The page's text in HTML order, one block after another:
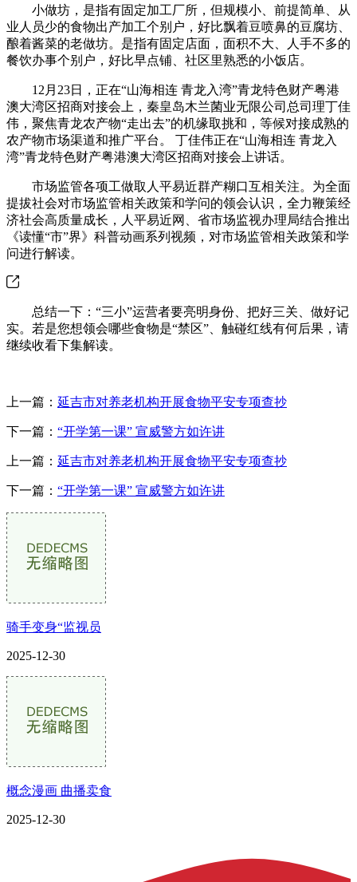
小做坊，是指有固定加工厂所，但规模小、前提简单、从
业人员少的食物出产加工个别户，好比飘着豆喷鼻的豆腐坊、
酿着酱菜的老做坊。是指有固定店面，面积不大、人手不多的
餐饮办事个别户，好比早点铺、社区里熟悉的小饭店。
12月23日，正在“山海相连 青龙入湾”青龙特色财产粤港
澳大湾区招商对接会上，秦皇岛木兰菌业无限公司总司理丁佳
伟，聚焦青龙农产物“走出去”的机缘取挑和，等候对接成熟的
农产物市场渠道和推广平台。 丁佳伟正在“山海相连 青龙入
湾”青龙特色财产粤港澳大湾区招商对接会上讲话。
市场监管各项工做取人平易近群产糊口互相关注。为全面
提拔社会对市场监管相关政策和学问的领会认识，全力鞭策经
济社会高质量成长，人平易近网、省市场监视办理局结合推出
《读懂“市”界》科普动画系列视频，对市场监管相关政策和学
问进行解读。
总结一下：“三小”运营者要亮明身份、把好三关、做好记
实。若是您想领会哪些食物是“禁区”、触碰红线有何后果，请
继续收看下集解读。
上一篇： 延吉市对养老机构开展食物平安专项查抄
下一篇： “开学第一课” 宣威警方如许讲
上一篇： 延吉市对养老机构开展食物平安专项查抄
下一篇： “开学第一课” 宣威警方如许讲
骑手变身“监视员
2025-12-30
概念漫画 曲播卖食
2025-12-30